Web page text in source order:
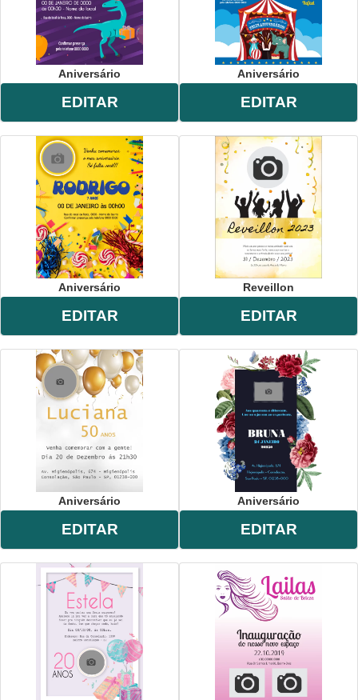
Aniversário
EDITAR
Aniversário
EDITAR
Aniversário
EDITAR
Reveillon
EDITAR
Aniversário
EDITAR
Aniversário
EDITAR